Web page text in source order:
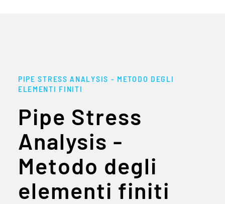
PIPE STRESS ANALYSIS - METODO DEGLI
ELEMENTI FINITI
Pipe Stress
Analysis -
Metodo degli
elementi finiti